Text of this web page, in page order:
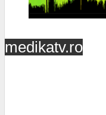
medikatv.ro